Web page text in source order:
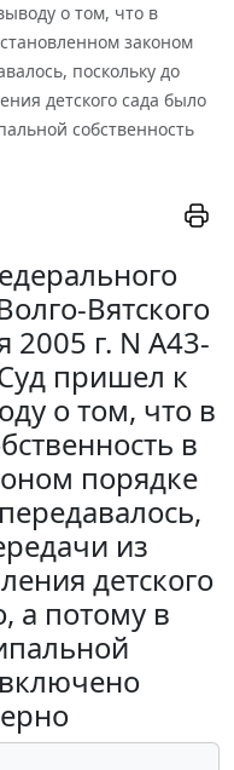
о том, что в
законом
поскольку до
детского сада было
собственность
Вятского
2005 г. N А43-
пришел к
о том, что в
в
порядке
из
детского
а потому в